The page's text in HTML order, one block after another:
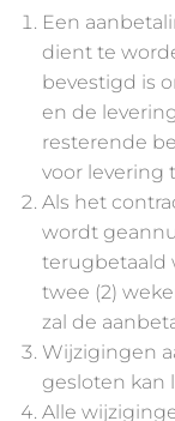
Een
dient te
bevestigd is
en de
resterende
voor levering
Als het
wordt
terugbetaald
twee (2)
zal de
Wijzigingen
gesloten kan
Alle